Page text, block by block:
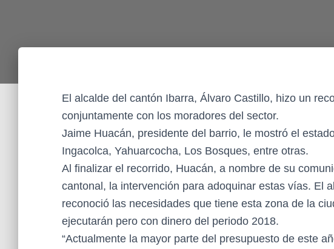
El alcalde del cantón Ibarra, Álvaro Castillo, hizo un
conjuntamente con los moradores del sector.
Jaime Huacán, presidente del barrio, le mostró el
Ingacolca, Yahuarcocha, Los Bosques, entre otras.
Al finalizar el recorrido, Huacán, a nombre de su
cantonal, la intervención para adoquinar estas vías. El
reconoció las necesidades que tiene esta zona de la
ejecutarán pero con dinero del periodo 2018.
“Actualmente la mayor parte del presupuesto de este